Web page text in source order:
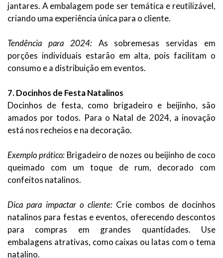
jantares. A embalagem pode ser temática e reutilizável,
criando uma experiência única para o cliente.
Tendência para 2024:As sobremesas servidas em
porções individuais estarão em alta, pois facilitam o
consumo e a distribuição em eventos.
7. Docinhos de Festa Natalinos
Docinhos de festa, como brigadeiro e beijinho, são
amados por todos. Para o Natal de 2024, a inovação
está nos recheios e na decoração.
Exemplo prático: Brigadeiro de nozes ou beijinho de coco
queimado com um toque de rum, decorado com
confeitos natalinos.
Dica para impactar o cliente:Crie combos de docinhos
natalinos para festas e eventos, oferecendo descontos
para compras em grandes quantidades. Use
embalagens atrativas, como caixas ou latas com o tema
natalino.